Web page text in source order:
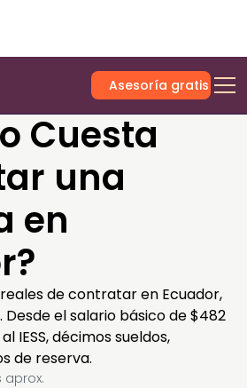
Asesoría gratis
Cuesta
una
en
de contratar en Ecuador,
Desde el salario básico de $482
IESS, décimos sueldos,
de reserva.
aprox.